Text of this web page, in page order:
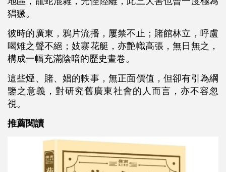
猖獗。
彼時的廣東，鴉片流播，屢禁不止；賭館林立，呼盧
喝雉之聲不絕；妓寨花艇，亦艶幟高張，無日無之，
構成一幅充滿陰暗的歷史畫卷。
這些煙、賭、娼的軼事，無正面價值，但卻有引為綱
鑒之意義，對研究舊廣東社會的人而言，亦不容忽
視。
推薦閱讀